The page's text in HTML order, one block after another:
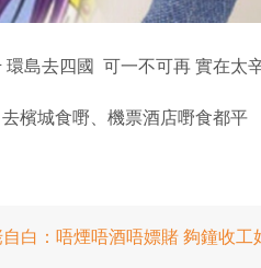
環島去四國 可一不可再 實在太
檳城食嘢、機票酒店嘢食都平
自白：唔煙唔酒唔嫖賭 夠鐘收工